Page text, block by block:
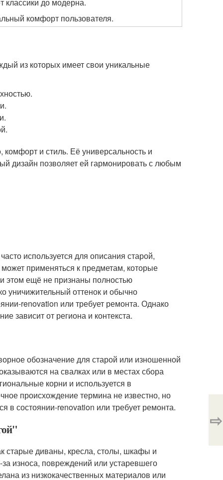
комфорт пользователя.
из которых имеет свои уникальные
и стиль. Её универсальность и
дизайн позволяет ей гармонировать с любым
используется для описания старой,
применяться к предметам, которые
этом ещё не признаны полностью
уничижительный оттенок и обычно
renovation или требует ремонта. Однако
зависит от региона и контекста.
обозначение для старой или изношенной
на свалках или в местах сбора
корни и используется в
происхождение термина не известно, но
в состоянии-renovation или требует ремонта.
старые диваны, кресла, столы, шкафы и
износа, повреждений или устаревшего
из низкокачественных материалов или
⇨